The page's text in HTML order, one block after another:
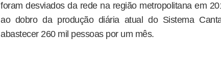
foram desviados da rede na região metropolitana em
ao dobro da produção diária atual do Sistema
abastecer 260 mil pessoas por um mês.